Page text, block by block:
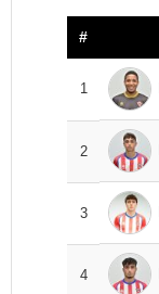
#
1
2
3
4